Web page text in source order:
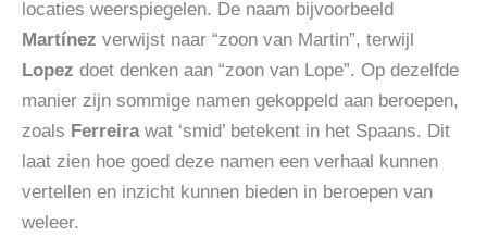
locaties weerspiegelen. De naam bijvoorbeeld
Martínez verwijst naar “zoon van Martin”, terwijl
Lopez doet denken aan “zoon van Lope”. Op dezelfde
manier zijn sommige namen gekoppeld aan beroepen,
zoals Ferreirawat ‘smid’ betekent in het Spaans. Dit
laat zien hoe goed deze namen een verhaal kunnen
vertellen en inzicht kunnen bieden in beroepen van
weleer.